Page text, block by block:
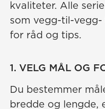
kvaliteter. Alle
som vegg-til-
for råd og tips.
1. VELG MÅL OG
Du bestemmer
bredde og lengde,